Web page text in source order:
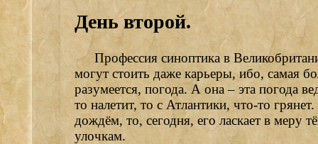
День второй.
Профессия синоптика в
могут стоить даже карьеры, ибо, самая
разумеется, погода. А она – эта погода
то налетит, то с Атлантики, что-то
дождём, то, сегодня, его ласкает в меру
улочкам.